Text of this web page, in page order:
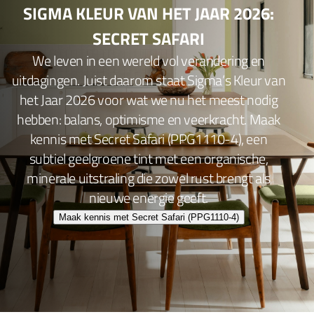
SIGMA KLEUR VAN HET JAAR 2026:
SECRET SAFARI
We leven in een wereld vol verandering en
uitdagingen. Juist daarom staat Sigma’s Kleur van
het Jaar 2026 voor wat we nu het meest nodig
hebben: balans, optimisme en veerkracht. Maak
kennis met Secret Safari (PPG1110-4), een
subtiel geelgroene tint met een organische,
minerale uitstraling die zowel rust brengt als
nieuwe energie geeft.
Maak kennis met Secret Safari (PPG1110-4)